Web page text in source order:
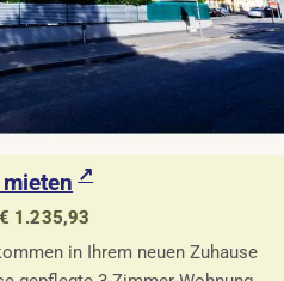
1.235,93
in Ihrem neuen Zuhause